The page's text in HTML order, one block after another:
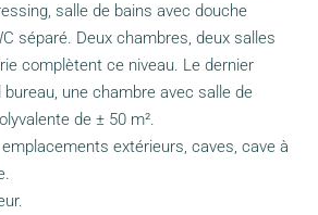
salle de bains avec douche
séparé. Deux chambres, deux salles
complètent ce niveau. Le dernier
une chambre avec salle de
de ± 50 m².
extérieurs, caves, cave à